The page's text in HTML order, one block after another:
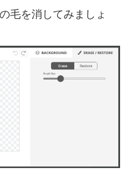
毛を消してみましょ